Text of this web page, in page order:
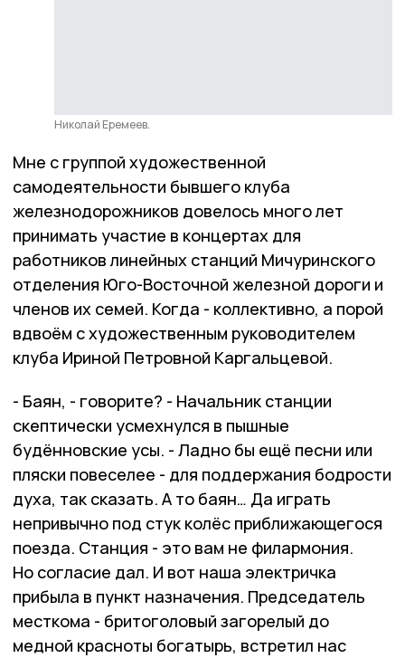
Николай Еремеев.
Мне с группой художественной
самодеятельности бывшего клуба
железнодорожников довелось много лет
принимать участие в концертах для
работников линейных станций Мичуринского
отделения Юго-Восточной железной дороги и
членов их семей. Когда - коллективно, а порой
вдвоём с художественным руководителем
клуба Ириной Петровной Каргальцевой.
- Баян, - говорите? - Начальник станции
скептически усмехнулся в пышные
будённовские усы. - Ладно бы ещё песни или
пляски повеселее - для поддержания бодрости
духа, так сказать. А то баян… Да играть
непривычно под стук колёс приближающегося
поезда. Станция - это вам не филармония.
Но согласие дал. И вот наша электричка
прибыла в пункт назначения. Председатель
месткома - бритоголовый загорелый до
медной красноты богатырь, встретил нас